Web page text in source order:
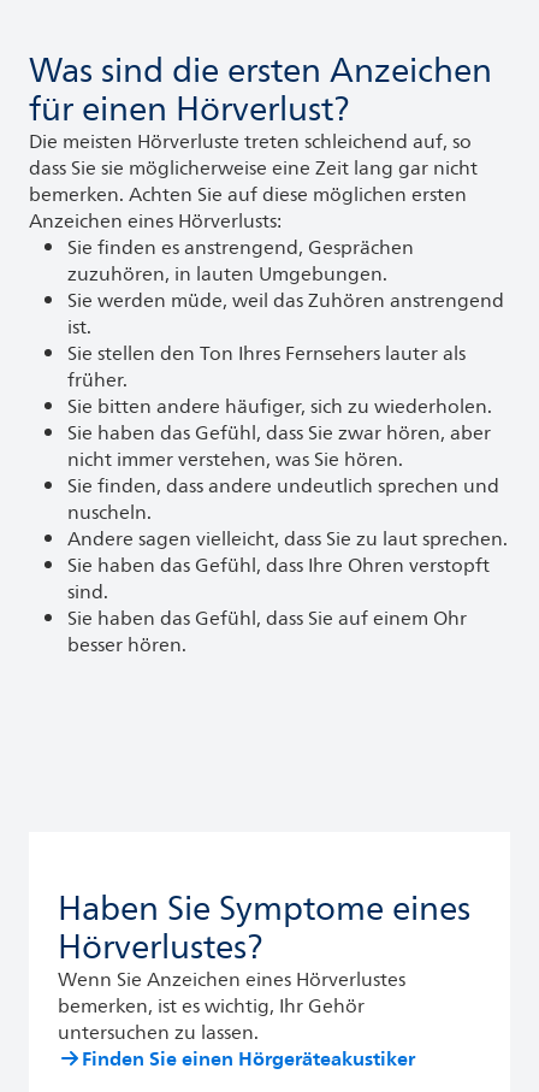
Was sind die ersten Anzeichen
für einen Hörverlust?
Die meisten Hörverluste treten schleichend auf, so
dass Sie sie möglicherweise eine Zeit lang gar nicht
bemerken. Achten Sie auf diese möglichen ersten
Anzeichen eines Hörverlusts:
Sie finden es anstrengend, Gesprächen
zuzuhören, in lauten Umgebungen.
Sie werden müde, weil das Zuhören anstrengend
ist.
Sie stellen den Ton Ihres Fernsehers lauter als
früher.
Sie bitten andere häufiger, sich zu wiederholen.
Sie haben das Gefühl, dass Sie zwar hören, aber
nicht immer verstehen, was Sie hören.
Sie finden, dass andere undeutlich sprechen und
nuscheln.
Andere sagen vielleicht, dass Sie zu laut sprechen.
Sie haben das Gefühl, dass Ihre Ohren verstopft
sind.
Sie haben das Gefühl, dass Sie auf einem Ohr
besser hören.
Haben Sie Symptome eines
Hörverlustes?
Wenn Sie Anzeichen eines Hörverlustes
bemerken, ist es wichtig, Ihr Gehör
untersuchen zu lassen.
Finden Sie einen Hörgeräteakustiker